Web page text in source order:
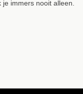
je immers nooit alleen.